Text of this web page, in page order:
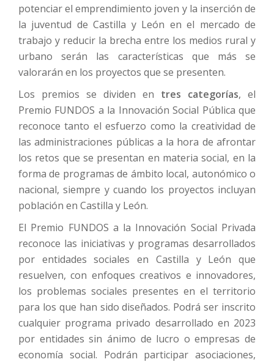
potenciar el emprendimiento joven y la inserción de
la juventud de Castilla y León en el mercado de
trabajo y reducir la brecha entre los medios rural y
urbano serán las características que más se
valorarán en los proyectos que se presenten.
Los premios se dividen en tres categorías, el
Premio FUNDOS a la Innovación Social Pública que
reconoce tanto el esfuerzo como la creatividad de
las administraciones públicas a la hora de afrontar
los retos que se presentan en materia social, en la
forma de programas de ámbito local, autonómico o
nacional, siempre y cuando los proyectos incluyan
población en Castilla y León.
El Premio FUNDOS a la Innovación Social Privada
reconoce las iniciativas y programas desarrollados
por entidades sociales en Castilla y León que
resuelven, con enfoques creativos e innovadores,
los problemas sociales presentes en el territorio
para los que han sido diseñados. Podrá ser inscrito
cualquier programa privado desarrollado en 2023
por entidades sin ánimo de lucro o empresas de
economía social. Podrán participar asociaciones,